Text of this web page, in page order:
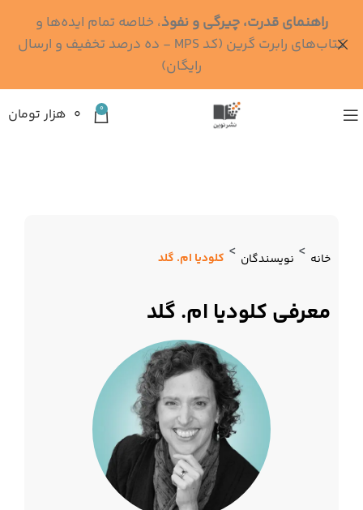
0 ۰ هزار تومان
خانه > نویسندگان > کلودیا ام. گلد
معرفی کلودیا ام. گلد
راهنمای قدرت، چیرگی و نفوذ، خلاصه تمام ایده‌ها و
کتاب‌های رابرت گرین (کد MPS - ده درصد تخفیف و ارسال
رایگان)